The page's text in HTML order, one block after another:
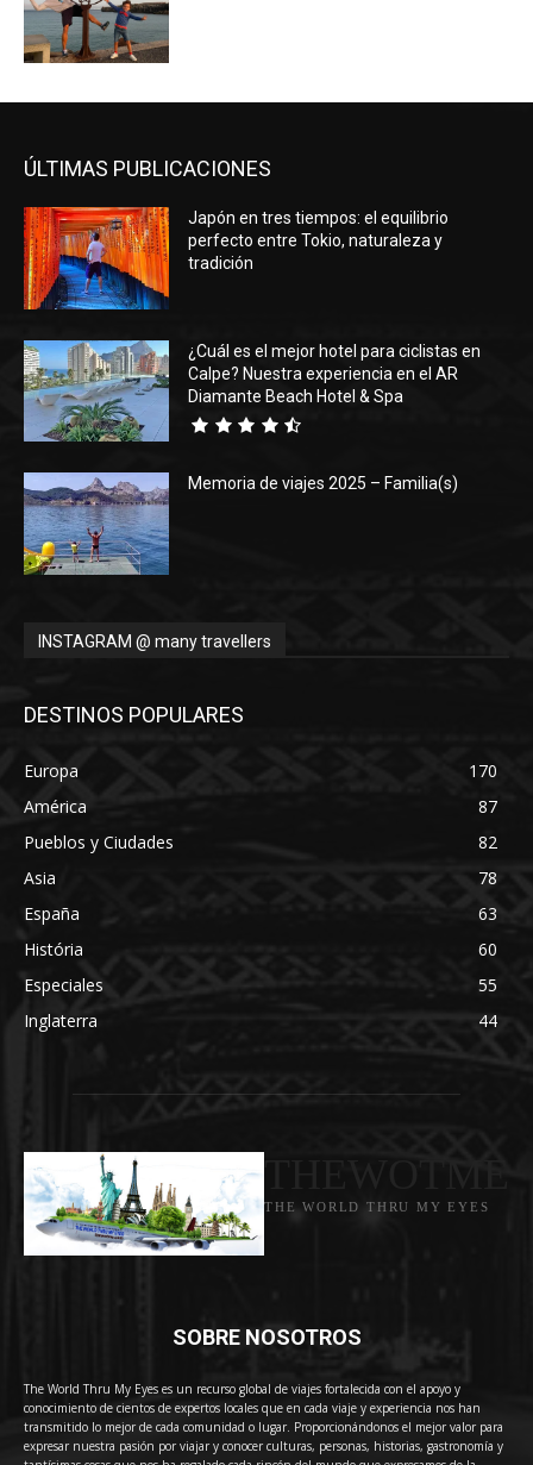
ÚLTIMAS PUBLICACIONES
Japón en tres tiempos: el equilibrio
perfecto entre Tokio, naturaleza y
tradición
¿Cuál es el mejor hotel para ciclistas en
Calpe? Nuestra experiencia en el AR
Diamante Beach Hotel & Spa
Memoria de viajes 2025 – Familia(s)
INSTAGRAM @ many travellers
DESTINOS POPULARES
Europa
170
América
87
Pueblos y Ciudades
82
Asia
78
España
63
História
60
Especiales
55
Inglaterra
44
THE WORLD THRU MY EYES
SOBRE NOSOTROS
The World Thru My Eyes es un recurso global de viajes fortalecida con el apoyo y
conocimiento de cientos de expertos locales que en cada viaje y experiencia nos han
transmitido lo mejor de cada comunidad o lugar. Proporcionándonos el mejor valor para
expresar nuestra pasión por viajar y conocer culturas, personas, historias, gastronomía y